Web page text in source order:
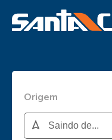
Origem